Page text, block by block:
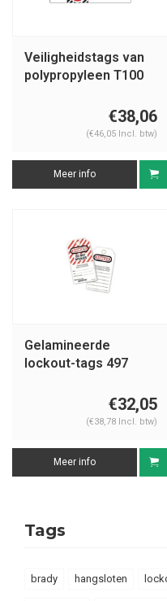
Veiligheidstags van
polypropyleen T100
€38,06
(€46,05 Incl. btw)
Meer info
Gelamineerde
lockout-tags 497
€32,05
(€38,78 Incl. btw)
Meer info
Tags
brady hangsloten